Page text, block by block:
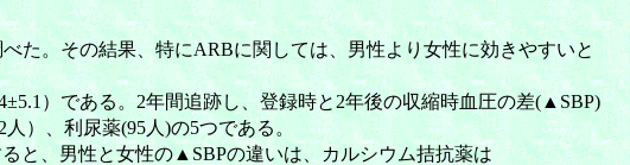
た。その結果、特にARBに関しては、男性より女性に効きやすいと
）である。2年間追跡し、登録時と2年後の収縮時血圧の差(▲SBP)
）、利尿薬(95人)の5つである。
と、男性と女性の▲SBPの違いは、カルシウム拮抗薬は